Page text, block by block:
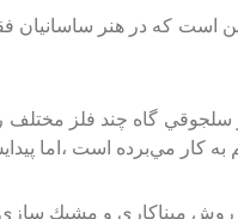
است‌ كه‌ در هنر
گاه‌ چند فلز مختلف‌
به‌ كار مي‌برده‌ است‌
روش‌ ميناكاري‌ و مشبك‌